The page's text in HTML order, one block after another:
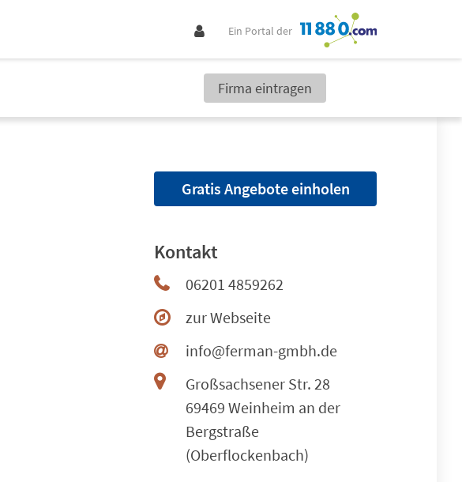
Ein Portal der
Firma eintragen
Gratis Angebote einholen
Kontakt
06201 4859262
zur Webseite
info@ferman-gmbh.de
Großsachsener Str. 28
69469 Weinheim an der
Bergstraße
(Oberflockenbach)